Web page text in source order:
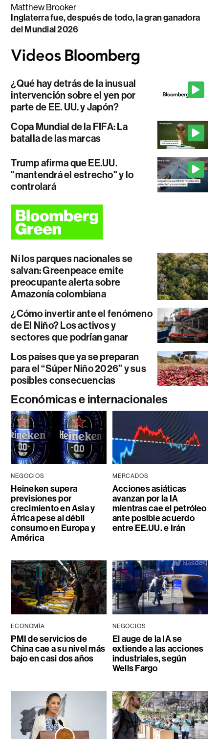
Matthew Brooker
Inglaterra fue, después de todo, la gran ganadora
del Mundial 2026
¿Qué hay detrás de la inusual
intervención sobre el yen por
parte de EE. UU. y Japón?
Copa Mundial de la FIFA: La
batalla de las marcas
Trump afirma que EE.UU.
"mantendrá el estrecho" y lo
controlará
Ni los parques nacionales se
salvan: Greenpeace emite
preocupante alerta sobre
Amazonía colombiana
¿Cómo invertir ante el fenómeno
de El Niño? Los activos y
sectores que podrían ganar
Los países que ya se preparan
para el “Súper Niño 2026” y sus
posibles consecuencias
Económicas e internacionales
NEGOCIOS
Heineken supera
previsiones por
crecimiento en Asia y
África pese al débil
consumo en Europa y
América
MERCADOS
Acciones asiáticas
avanzan por la IA
mientras cae el petróleo
ante posible acuerdo
entre EE.UU. e Irán
ECONOMÍA
PMI de servicios de
China cae a su nivel más
bajo en casi dos años
NEGOCIOS
El auge de la IA se
extiende a las acciones
industriales, según
Wells Fargo